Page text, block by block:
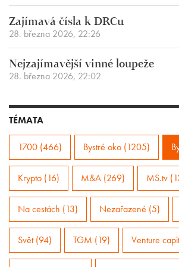
Zajímavá čísla k DRCu
28. března 2026, 22:26
Nejzajímavější vinné loupeže
28. března 2026, 22:02
TÉMATA
1700 (466) Bystré oko (1205)
Krypto (16) M&A (269) MS.tv
Na cestách (13) Nezařazené (5)
Svět (94) TGM (19) Venture